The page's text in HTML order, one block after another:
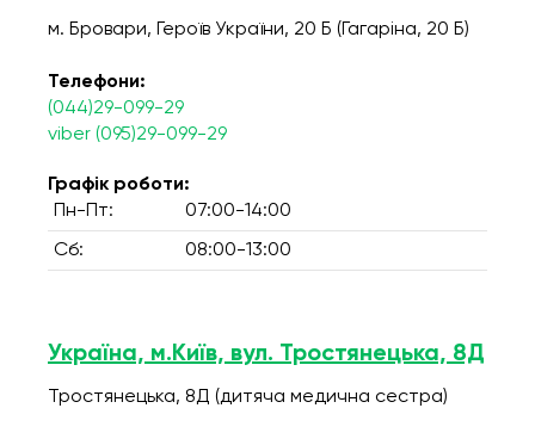
м. Бровари, Героїв України, 20 Б (Гагаріна, 20 Б)
Телефони:
(044)29-099-29
viber (095)29-099-29
Графік роботи:
Пн-Пт:
07:00-14:00
Сб: 08:00-13:00
Україна, м.Київ, вул. Тростянецька, 8Д
Тростянецька, 8Д (дитяча медична сестра)